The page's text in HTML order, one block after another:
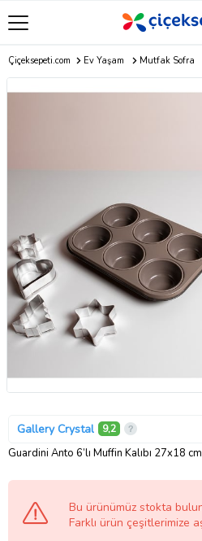
Çiçeksepeti.com Ev Yaşam Mutfak Sofra
Gallery Crystal 9,2
Guardini Anto 6’lı Muffin Kalıbı 27x18 cm
Bu ürünümüz stokta
Farklı ürün çeşitlerimize